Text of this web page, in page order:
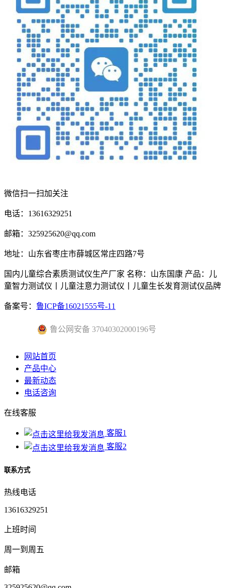
微信扫一扫加关注
电话：13616329251
邮箱：325925620@qq.com
地址：山东省枣庄市薛城区常庄四路7号
国内儿童综合素质测试仪生产厂家 名称：山东国康 产品：儿
童智力测试仪丨儿童注意力测试仪丨儿童生长发育测试仪品牌
备案号： 鲁ICP备16021555号-11
鲁公网安备 37040302000196号
网站首页
产品中心
最新动态
电话咨询
在线客服
客服1
客服2
联系方式
热线电话
13616329251
上班时间
周一到周五
邮箱